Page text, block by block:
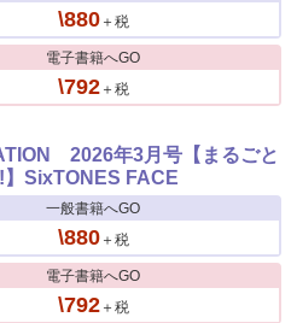
\880＋税
電子書籍へGO
\792＋税
2026年3月号【まるごと
】SixTONES FACE
一般書籍へGO
\880＋税
電子書籍へGO
\792＋税